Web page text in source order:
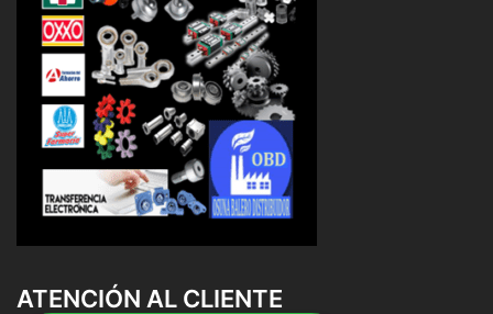
ATENCIÓN AL CLIENTE